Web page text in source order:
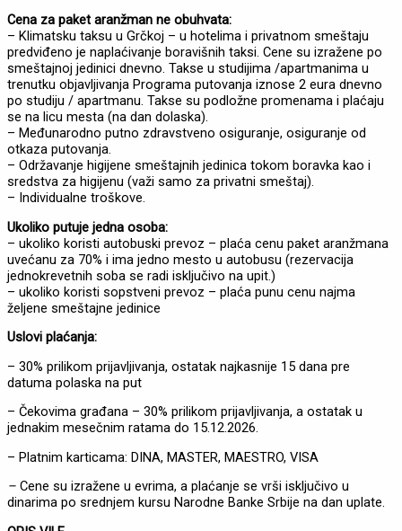
Cena za paket aranžman ne obuhvata:
– Klimatsku taksu u Grčkoj – u hotelima i privatnom smeštaju
predviđeno je naplaćivanje boravišnih taksi. Cene su izražene po
smeštajnoj jedinici dnevno. Takse u studijima /apartmanima u
trenutku objavljivanja Programa putovanja iznose 2 eura dnevno
po studiju / apartmanu. Takse su podložne promenama i plaćaju
se na licu mesta (na dan dolaska).
– Međunarodno putno zdravstveno osiguranje, osiguranje od
otkaza putovanja.
– Održavanje higijene smeštajnih jedinica tokom boravka kao i
sredstva za higijenu (važi samo za privatni smeštaj).
– Individualne troškove.
Ukoliko putuje jedna osoba:
– ukoliko koristi autobuski prevoz – plaća cenu paket aranžmana
uvećanu za 70% i ima jedno mesto u autobusu (rezervacija
jednokrevetnih soba se radi isključivo na upit.)
– ukoliko koristi sopstveni prevoz – plaća punu cenu najma
željene smeštajne jedinice
Uslovi plaćanja:
– 30% prilikom prijavljivanja, ostatak najkasnije 15 dana pre
datuma polaska na put
– Čekovima građana – 30% prilikom prijavljivanja, a ostatak u
jednakim mesečnim ratama do 15.12.2026.
– Platnim karticama: DINA, MASTER, MAESTRO, VISA
– Cene su izražene u evrima, a plaćanje se vrši isključivo u
dinarima po srednjem kursu Narodne Banke Srbije na dan uplate.